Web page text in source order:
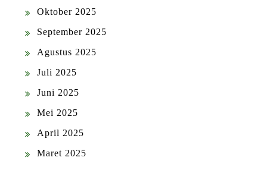
Oktober 2025
September 2025
Agustus 2025
Juli 2025
Juni 2025
Mei 2025
April 2025
Maret 2025